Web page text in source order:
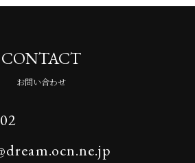
CONTACT
お問い合わせ